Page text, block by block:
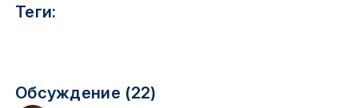
Теги:
Обсуждение (22)